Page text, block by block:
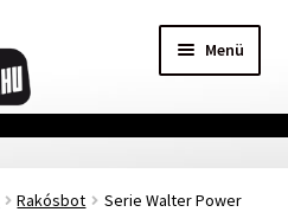
Menü
Rakósbot
Serie Walter Power